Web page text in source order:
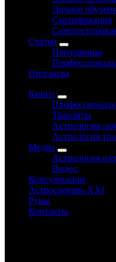
Личное
Сертификация
Статьи
Популярные
Прогнозы
Книги
Транзиты
Астрология
Астрология
Медиа
Астрология
Видео
Консультации
Астрословарь XXI
Руны
Контакты